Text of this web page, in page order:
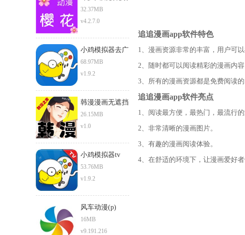
漫
32.37MB
v4.2.7.0
小鸡模拟器去广
告版
68.97MB
v1.9.2
韩漫漫画无遮挡
免费
26.15MB
v1.0
小鸡模拟器tv
53.76MB
v1.9.2
风车动漫(p)
16MB
v9.191.216
追追漫画app软件特色
1、漫画资源非常的丰富，用户可
2、随时都可以阅读精彩的漫画内
3、所有的漫画资源都是免费阅读
追追漫画app软件亮点
1、阅读最方便，最热门，最流行的
2、非常清晰的漫画图片。
3、有趣的漫画阅读体验。
4、在舒适的环境下，让漫画爱好者